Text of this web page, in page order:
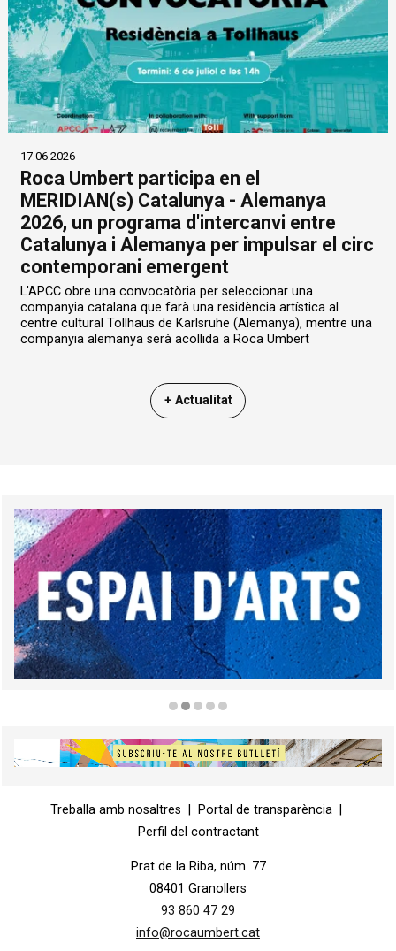
17.06.2026
Roca Umbert participa en el
MERIDIAN(s) Catalunya - Alemanya
2026, un programa d'intercanvi entre
Catalunya i Alemanya per impulsar el circ
contemporani emergent
L'APCC obre una convocatòria per seleccionar una
companyia catalana que farà una residència artística al
centre cultural Tollhaus de Karlsruhe (Alemanya), mentre una
companyia alemanya serà acollida a Roca Umbert
+ Actualitat
Treballa amb nosaltres
Portal de transparència
Perfil del contractant
Prat de la Riba, núm. 77
08401 Granollers
93 860 47 29
info@rocaumbert.cat